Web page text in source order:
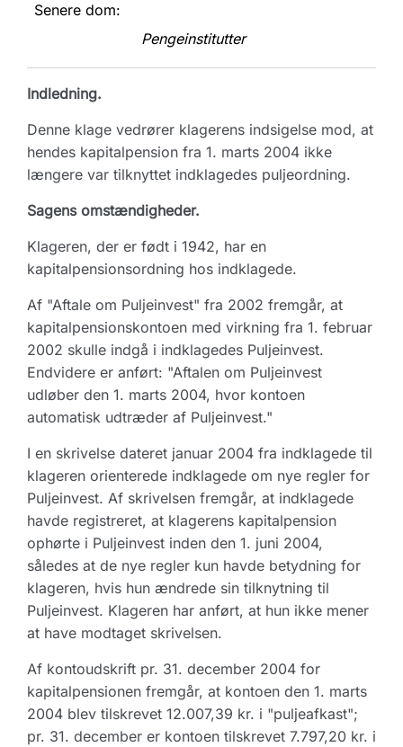
Senere dom:
Pengeinstitutter
Indledning.
Denne klage vedrører klagerens indsigelse mod, at
hendes kapitalpension fra 1. marts 2004 ikke
længere var tilknyttet indklagedes puljeordning.
Sagens omstændigheder.
Klageren, der er født i 1942, har en
kapitalpensionsordning hos indklagede.
Af "Aftale om Puljeinvest" fra 2002 fremgår, at
kapitalpensionskontoen med virkning fra 1. februar
2002 skulle indgå i indklagedes Puljeinvest.
Endvidere er anført: "Aftalen om Puljeinvest
udløber den 1. marts 2004, hvor kontoen
automatisk udtræder af Puljeinvest."
I en skrivelse dateret januar 2004 fra indklagede til
klageren orienterede indklagede om nye regler for
Puljeinvest. Af skrivelsen fremgår, at indklagede
havde registreret, at klagerens kapitalpension
ophørte i Puljeinvest inden den 1. juni 2004,
således at de nye regler kun havde betydning for
klageren, hvis hun ændrede sin tilknytning til
Puljeinvest. Klageren har anført, at hun ikke mener
at have modtaget skrivelsen.
Af kontoudskrift pr. 31. december 2004 for
kapitalpensionen fremgår, at kontoen den 1. marts
2004 blev tilskrevet 12.007,39 kr. i "puljeafkast";
pr. 31. december er kontoen tilskrevet 7.797,20 kr. i